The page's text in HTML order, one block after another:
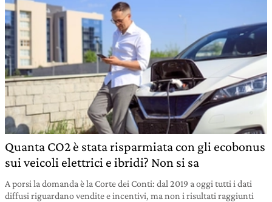
Quanta CO2 è stata risparmiata con gli ecobonus
sui veicoli elettrici e ibridi? Non si sa
A porsi la domanda è la Corte dei Conti: dal 2019 a oggi tutti i dati
diffusi riguardano vendite e incentivi, ma non i risultati raggiunti